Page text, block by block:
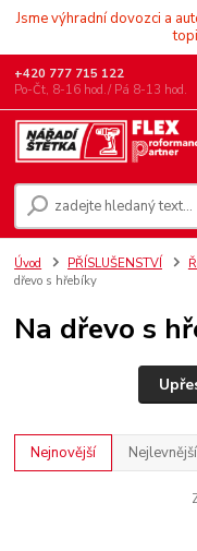
Jsme výhradní dovozci a
+420 777 715 122
Po-Čt, 8-16 hod./ Pá 8-13 hod.
Úvod PŘÍSLUŠENSTVÍ
dřevo s hřebíky
Na dřevo s
Nejnovější Nejlevnější